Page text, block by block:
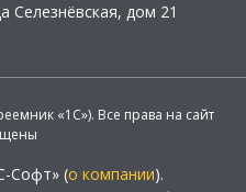
Селезнёвская, дом 21
«1С»). Все права на сайт
Софт» (о компании).